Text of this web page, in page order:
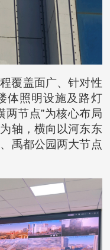
覆盖面广、针对性
体照明设施及路灯
两节点”为核心布局
轴，横向以河东东
禹都公园两大节点